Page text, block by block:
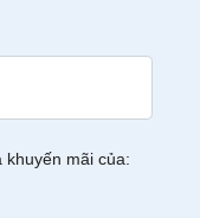
khuyến mãi của: